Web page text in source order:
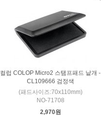
컬럽 COLOP Micro2 스탬프패드 낱개 -
CL109666 검정색
(패드사이즈:70x110mm)
NO-71708
2,970원